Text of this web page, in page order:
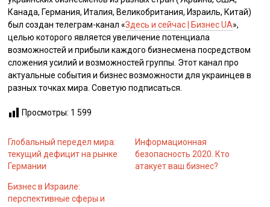
Канада, Германия, Италия, Великобритания, Израиль, Китай)
был создан телеграм-канал «Здесь и сейчас | Бизнес UA»,
целью которого является увеличение потенциала
возможностей и прибыли каждого бизнесмена посредством
сложения усилий и возможностей группы. Этот канал про
актуальные события и бизнес возможности для украинцев в
разных точках мира. Советую подписаться.
Просмотры: 1 599
Глобальный передел мира:
текущий дефицит на рынке
Германии
Информационная
безопасность 2020. Кто
атакует ваш бизнес?
Бизнес в Израиле:
перспективные сферы и